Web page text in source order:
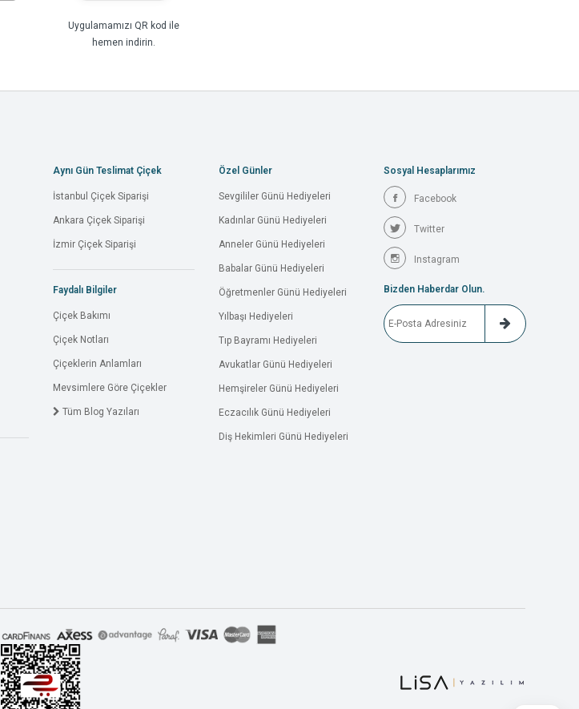
Uygulamamızı QR kod ile
hemen indirin.
Aynı Gün Teslimat Çiçek
İstanbul Çiçek Siparişi
Ankara Çiçek Siparişi
İzmir Çiçek Siparişi
Faydalı Bilgiler
Çiçek Bakımı
Çiçek Notları
Çiçeklerin Anlamları
Mevsimlere Göre Çiçekler
Tüm Blog Yazıları
Özel Günler
Sevgililer Günü Hediyeleri
Kadınlar Günü Hediyeleri
Anneler Günü Hediyeleri
Babalar Günü Hediyeleri
Öğretmenler Günü Hediyeleri
Yılbaşı Hediyeleri
Tıp Bayramı Hediyeleri
Avukatlar Günü Hediyeleri
Hemşireler Günü Hediyeleri
Eczacılık Günü Hediyeleri
Diş Hekimleri Günü Hediyeleri
Sosyal Hesaplarımız
Facebook
Twitter
Instagram
Bizden Haberdar Olun.